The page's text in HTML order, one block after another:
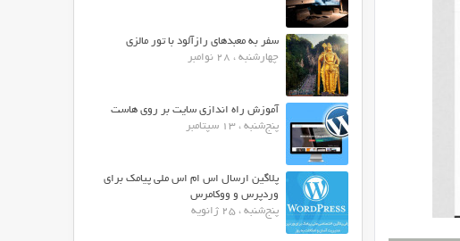
سفر به معبدهای رازآلود با تور مالزی
چهارشنبه ، 28 نوامبر
آموزش راه اندازی سایت بر روی هاست
پنج‌شنبه ، 13 سپتامبر
پلاگین ارسال اس ام اس ملی پیامک برای
وردپرس و ووکامرس
پنج‌شنبه ، 25 ژانویه